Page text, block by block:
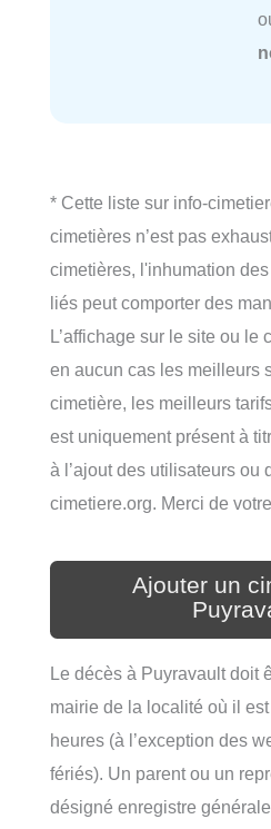
* Cette liste sur info-
cimetières n’est pas
cimetières, l'inhumation
liés peut comporter des
L’affichage sur le site ou le
en aucun cas les meilleurs
cimetière, les meilleurs
est uniquement présent à
à l’ajout des utilisateurs ou
cimetiere.org. Merci de
Ajouter un
Le décès à Puyravault doit
mairie de la localité où il
heures (à l’exception des
fériés). Un parent ou un
désigné enregistre